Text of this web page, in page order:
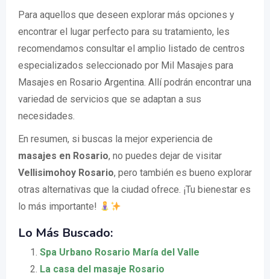
Para aquellos que deseen explorar más opciones y
encontrar el lugar perfecto para su tratamiento, les
recomendamos consultar el amplio listado de centros
especializados seleccionado por Mil Masajes para
Masajes en Rosario Argentina. Allí podrán encontrar una
variedad de servicios que se adaptan a sus
necesidades.
En resumen, si buscas la mejor experiencia de
masajes en Rosario, no puedes dejar de visitar
Vellisimohoy Rosario, pero también es bueno explorar
otras alternativas que la ciudad ofrece. ¡Tu bienestar es
lo más importante!
Lo Más Buscado:
Spa Urbano Rosario María del Valle
La casa del masaje Rosario